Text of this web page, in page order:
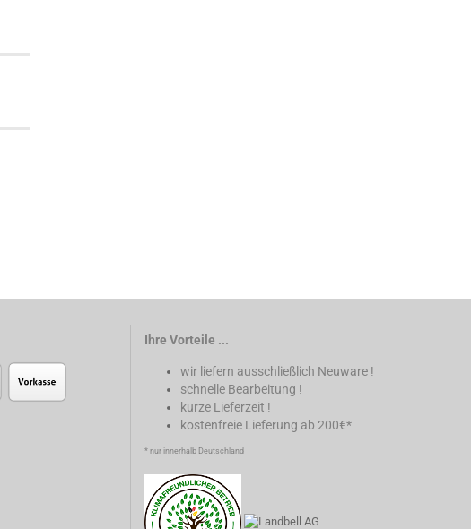
Ihre Vorteile ...
wir liefern ausschließlich Neuware !
schnelle Bearbeitung !
kurze Lieferzeit !
kostenfreie Lieferung ab 200€*
* nur innerhalb Deutschland